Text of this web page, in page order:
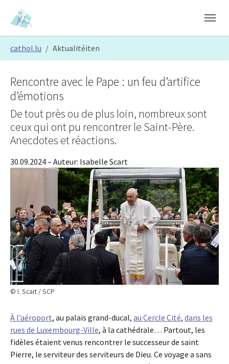
Skip to main content
Skip to page footer
cathol.lu Aktualitéiten
© I. Scart / SCP
Rencontre avec le Pape : un feu d’artifice
d’émotions
De tout près ou de plus loin, nombreux sont
ceux qui ont pu rencontrer le Saint-Père.
Anecdotes et réactions.
30.09.2024– Auteur: Isabelle Scart
À l’aéroport, au palais grand-ducal, au Cercle Cité, dans les
rues de Luxembourg-Ville, à la cathédrale… Partout, les
fidèles étaient venus rencontrer le successeur de saint
Pierre, le serviteur des serviteurs de Dieu. Ce voyage a sans